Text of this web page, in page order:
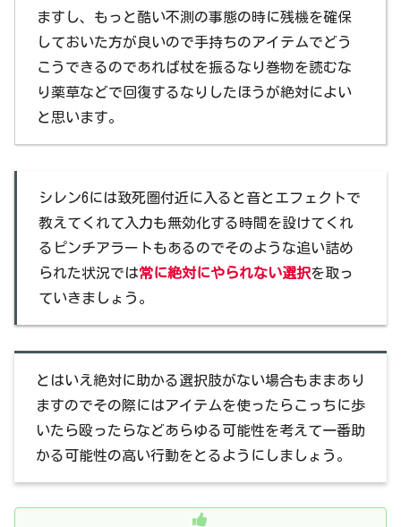
ますし、もっと酷い不測の事態の時に残機を確保
しておいた方が良いので手持ちのアイテムでどう
こうできるのであれば杖を振るなり巻物を読むな
り薬草などで回復するなりしたほうが絶対によい
と思います。
シレン6には致死圏付近に入ると音とエフェクトで
教えてくれて入力も無効化する時間を設けてくれ
るピンチアラートもあるのでそのような追い詰め
られた状況では常に絶対にやられない選択を取っ
ていきましょう。
とはいえ絶対に助かる選択肢がない場合もままあり
ますのでその際にはアイテムを使ったらこっちに歩
いたら殴ったらなどあらゆる可能性を考えて一番助
かる可能性の高い行動をとるようにしましょう。